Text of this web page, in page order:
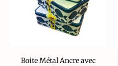
Boite Métal Ancre avec